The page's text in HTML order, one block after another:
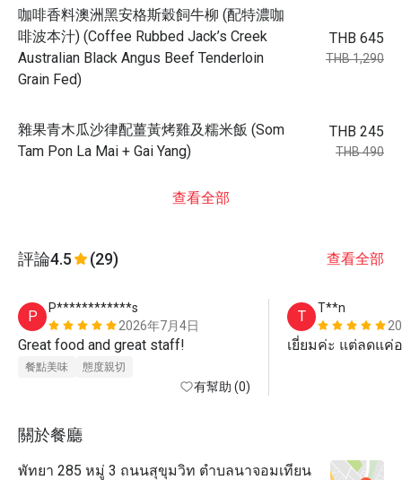
咖啡香料澳洲黑安格斯穀飼牛柳 (配特濃咖
啡波本汁) (Coffee Rubbed Jack’s Creek
Australian Black Angus Beef Tenderloin
Grain Fed)
THB 645
THB 1,290
雜果青木瓜沙律配薑黃烤雞及糯米飯 (Som
Tam Pon La Mai + Gai Yang)
THB 245
THB 490
查看全部
評論4.5 (29) 查看全部
P
P************s
2026年7月4日
Great food and great staff!
餐點美味 態度親切
有幫助 (0)
T
T**n
เยี่ยมค่ะ แต่ลดแค่
關於餐廳
พัทยา 285 หมู่ 3 ถนนสุขุมวิท ตำบลนาจอมเทียน